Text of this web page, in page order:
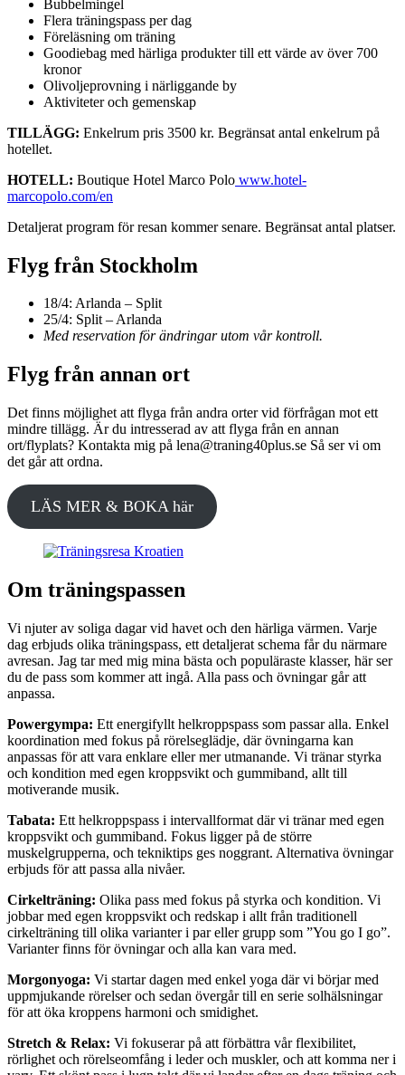
Bubbelmingel
Flera träningspass per dag
Föreläsning om träning
Goodiebag med härliga produkter till ett värde av över 700
kronor
Olivoljeprovning i närliggande by
Aktiviteter och gemenskap
TILLÄGG: Enkelrum pris 3500 kr. Begränsat antal enkelrum på
hotellet.
HOTELL: Boutique Hotel Marco Polo www.hotel-
marcopolo.com/en
Detaljerat program för resan kommer senare. Begränsat antal platser.
Flyg från Stockholm
18/4: Arlanda – Split
25/4: Split – Arlanda
Med reservation för ändringar utom vår kontroll.
Flyg från annan ort
Det finns möjlighet att flyga från andra orter vid förfrågan mot ett
mindre tillägg. Är du intresserad av att flyga från en annan
ort/flyplats? Kontakta mig på lena@traning40plus.se Så ser vi om
det går att ordna.
LÄS MER & BOKA här
Om träningspassen
Vi njuter av soliga dagar vid havet och den härliga värmen. Varje
dag erbjuds olika träningspass, ett detaljerat schema får du närmare
avresan. Jag tar med mig mina bästa och populäraste klasser, här ser
du de pass som kommer att ingå. Alla pass och övningar går att
anpassa.
Powergympa: Ett energifyllt helkroppspass som passar alla. Enkel
koordination med fokus på rörelseglädje, där övningarna kan
anpassas för att vara enklare eller mer utmanande. Vi tränar styrka
och kondition med egen kroppsvikt och gummiband, allt till
motiverande musik.
Tabata: Ett helkroppspass i intervallformat där vi tränar med egen
kroppsvikt och gummiband. Fokus ligger på de större
muskelgrupperna, och tekniktips ges noggrant. Alternativa övningar
erbjuds för att passa alla nivåer.
Cirkelträning: Olika pass med fokus på styrka och kondition. Vi
jobbar med egen kroppsvikt och redskap i allt från traditionell
cirkelträning till olika varianter i par eller grupp som ”You go I go”.
Varianter finns för övningar och alla kan vara med.
Morgonyoga: Vi startar dagen med enkel yoga där vi börjar med
uppmjukande rörelser och sedan övergår till en serie solhälsningar
för att öka kroppens harmoni och smidighet.
Stretch & Relax: Vi fokuserar på att förbättra vår flexibilitet,
rörlighet och rörelseomfång i leder och muskler, och att komma ner i